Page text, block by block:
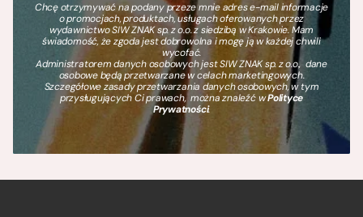
Chcę otrzymywać na podany przeze mnie adres e-mail informacje
o promocjach, produktach, usługach oferowanych przez
wydawnictwo SIW ZNAK sp. z o.o. z siedzibą w Krakowie. Mam
świadomość, że zgoda jest dobrowolna i mogę ją w każdej chwili
wycofać.
Administratorem danych osobowych jest SIW ZNAK sp. z o.o., dane
osobowe będą przetwarzane w celach marketingowych.
Szczegółowe zasady przetwarzania danych osobowych, w tym
przysługujących Ci prawach, można znaleźć wPolityce
Prywatności.